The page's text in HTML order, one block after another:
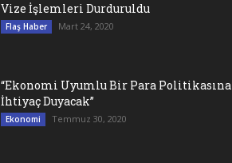
Vize İşlemleri Durduruldu
Flaş Haber Mart 24, 2020
“Ekonomi Uyumlu Bir Para Politikasına
İhtiyaç Duyacak”
Ekonomi Temmuz 30, 2020